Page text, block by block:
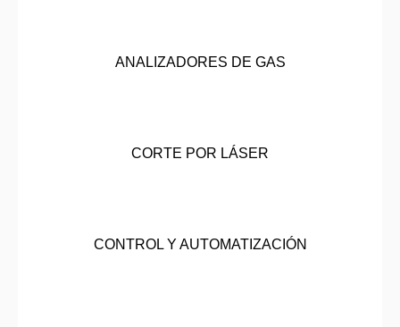
ANALIZADORES DE GAS
CORTE POR LÁSER
CONTROL Y AUTOMATIZACIÓN